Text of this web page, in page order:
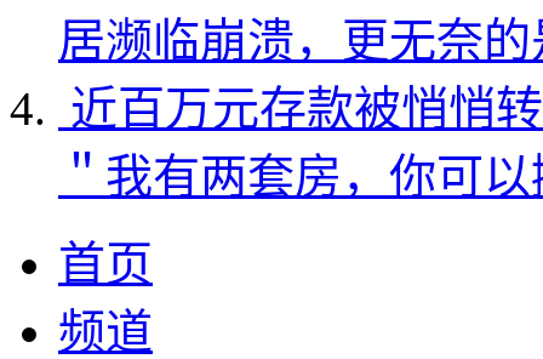
居濒临崩溃，更无奈
近百万元存款被悄悄
＂我有两套房，你可
首页
频道